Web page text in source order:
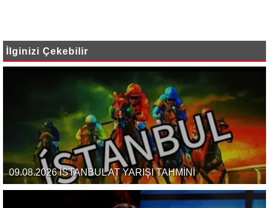
İlginizi Çekebilir
09.08.2026 İSTANBUL AT YARIŞI TAHMİNİ